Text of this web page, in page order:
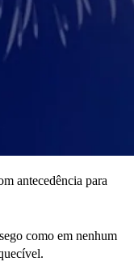
antecedência para
como em nenhum